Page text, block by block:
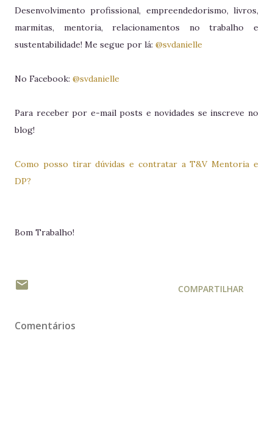
Desenvolvimento profissional, empreendedorismo, livros,
marmitas, mentoria, relacionamentos no trabalho e
sustentabilidade! Me segue por lá: @svdanielle
No Facebook: @svdanielle
Para receber por e-mail posts e novidades se inscreve no
blog!
Como posso tirar dúvidas e contratar a T&V Mentoria e
DP?
Bom Trabalho!
COMPARTILHAR
Comentários